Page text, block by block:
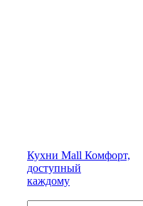
Кухни Mall Комфорт,
доступный
каждому